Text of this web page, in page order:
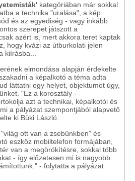
kategóriában már sokkal
a technika "uralása", a kép
és az egyediség - vagy inkább
szerepet játszott a
azért is, mert akkora teret kaptak
hogy kvázi az útburkolati jelen
kiírásba...
elmondása alapján érdekelte
a képalkotó a téma adta
láttatni egy helyet, objektumot úgy,
"Ez a korosztály -
azt a technikai, képalkotói és
a pályázat szempontjából alapvető
ki Büki László.
ott van a zsebünkben" és
eszköz mobiltelefon formájában,
van a megörökítésre, sokkal több
- így előzetesen mi is nagyobb
- folytatta a pályázat